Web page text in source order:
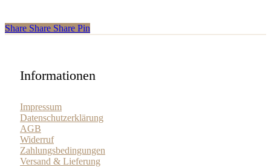
Share
Share Share Share Pin
Informationen
Impressum
Datenschutzerklärung
AGB
Widerruf
Zahlungsbedingungen
Versand & Lieferung